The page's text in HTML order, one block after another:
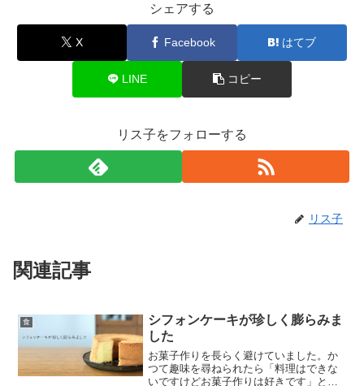
シェアする
X Facebook はてブ
LINE コピー
リス子をフォローする
リス子
関連記事
食
シフォンケーキが珍しく膨らみま
した
お菓子作りを長らく避けていました。か
つて趣味を尋ねられたら「料理はできな
いですけどお菓子作りは好きです」とす